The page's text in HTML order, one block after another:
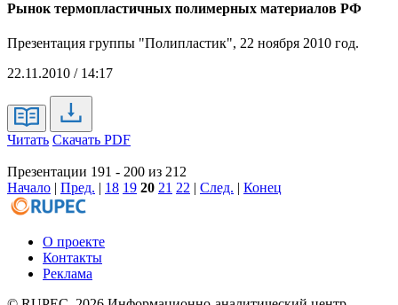
Рынок термопластичных полимерных материалов РФ
Презентация группы "Полипластик", 22 ноября 2010 год.
22.11.2010 / 14:17
Читать Скачать PDF
Презентации 191 - 200 из 212
Начало | Пред. | 18 19 20 21 22 | След. | Конец
О проекте
Контакты
Реклама